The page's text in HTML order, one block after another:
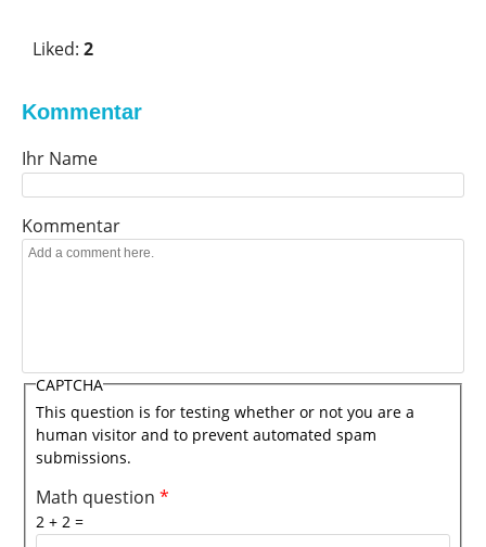
t
u
!
Liked: 2
Kommentar
Ihr Name
Kommentar
CAPTCHA
This question is for testing whether or not you are a
human visitor and to prevent automated spam
submissions.
Math question *
2 + 2 =